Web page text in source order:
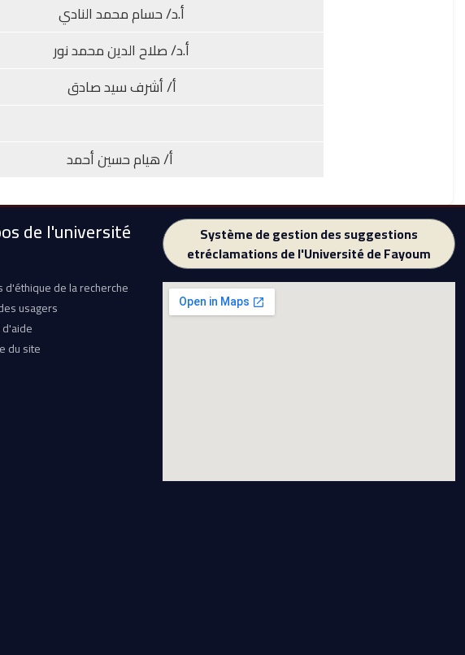
أ.د/ حسام محمد النادي
أ.د/ صلاح الدين محمد نور
أ/ أشرف سيد صادق
أ/ هيام حسين أحمد
de l'université
d'éthique de la recherche
usagers
du site
Système de gestion des suggestions
etréclamations de l'Université de Fayoum